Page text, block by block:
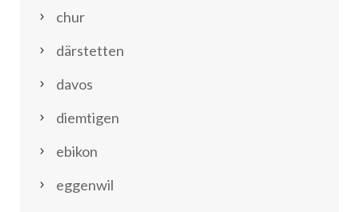
chur
därstetten
davos
diemtigen
ebikon
eggenwil